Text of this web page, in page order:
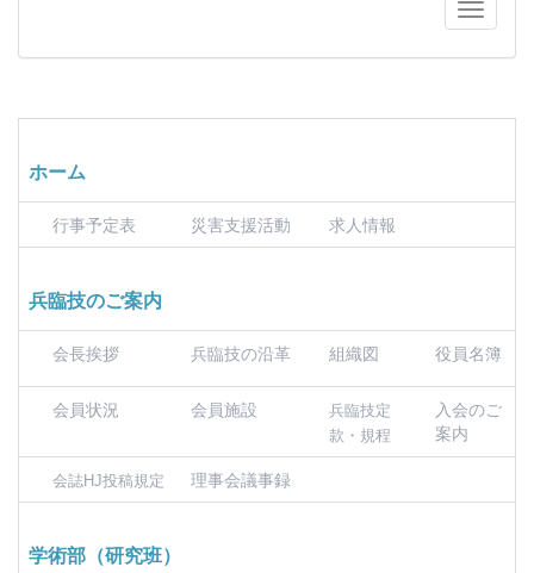
ホーム
行事予定表 災害支援活動 求人情報
兵臨技のご案内
会長挨拶 兵臨技の沿革 組織図 役員名簿
会員状況 会員施設
兵臨技定
款・規程
入会のご
案内
会誌HJ投稿規定 理事会議事録
学術部（研究班）